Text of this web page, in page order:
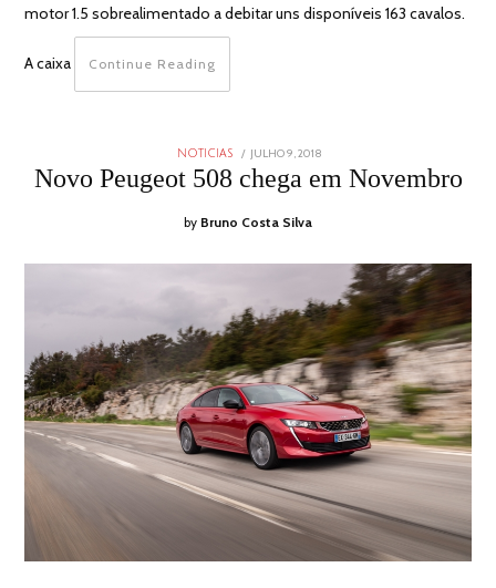
motor 1.5 sobrealimentado a debitar uns disponíveis 163 cavalos.
A caixa Continue Reading
NOTICIAS
POSTED
ON
JULHO 9, 2018
2018
Novo Peugeot 508 chega em Novembro
by Bruno Costa Silva